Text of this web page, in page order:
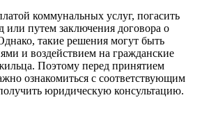
коммунальных услуг, погасить
или путем заключения договора о
такие решения могут быть
и воздействием на гражданские
Поэтому перед принятием
ознакомиться с соответствующим
юридическую консультацию.